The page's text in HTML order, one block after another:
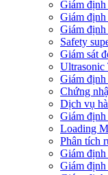
Giám định
Giám định
Giám định
Safety
Giám sát
Ultrasonic
Giám
Chứng
Dịch vụ
Giám định
Loading
Phân tích
​Giám định
Giám định